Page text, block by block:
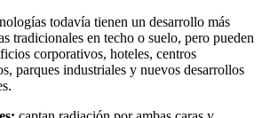
todavía tienen un desarrollo más
tradicionales en techo o suelo, pero pueden
corporativos, hoteles, centros
parques industriales y nuevos desarrollos